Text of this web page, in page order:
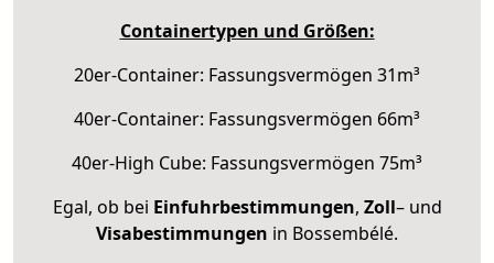
Containertypen und Größen:
20er-Container: Fassungsvermögen 31m³
40er-Container: Fassungsvermögen 66m³
40er-High Cube: Fassungsvermögen 75m³
Egal, ob bei Einfuhrbestimmungen, Zoll– und
Visabestimmungen in Bossembélé.